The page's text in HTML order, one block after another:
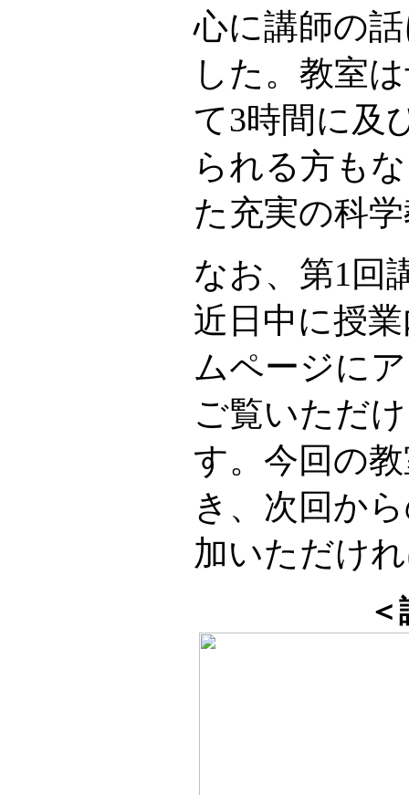
心に講師の
した。教室
て3時間に及
られる方も
た充実の科
なお、第1回
近日中に授
ムページに
ご覧いただ
す。今回の
き、次回か
加いただけ